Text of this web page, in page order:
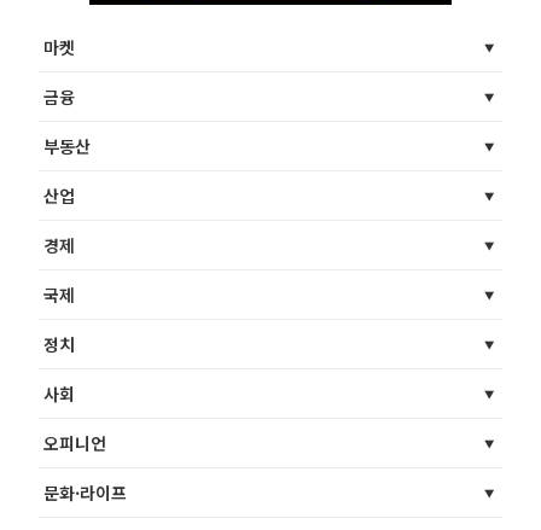
마켓
금융
부동산
산업
경제
국제
정치
사회
오피니언
문화·라이프